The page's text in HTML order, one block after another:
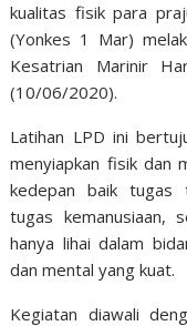
kualitas fisik para
(Yonkes 1 Mar)
Kesatrian Marinir
(10/06/2020).
Latihan LPD ini
menyiapkan fisik dan
kedepan baik tugas
tugas kemanusiaan,
hanya lihai dalam
dan mental yang kuat.
Kegiatan diawali